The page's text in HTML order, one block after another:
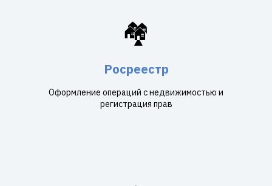
🏘️
Росреестр
Оформление операций с недвижимостью и
регистрация прав